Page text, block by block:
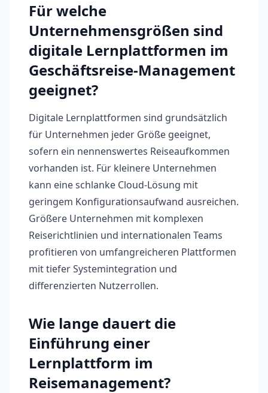
Für welche
Unternehmensgrößen sind
digitale Lernplattformen im
Geschäftsreise-Management
geeignet?
Digitale Lernplattformen sind grundsätzlich
für Unternehmen jeder Größe geeignet,
sofern ein nennenswertes Reiseaufkommen
vorhanden ist. Für kleinere Unternehmen
kann eine schlanke Cloud-Lösung mit
geringem Konfigurationsaufwand ausreichen.
Größere Unternehmen mit komplexen
Reiserichtlinien und internationalen Teams
profitieren von umfangreicheren Plattformen
mit tiefer Systemintegration und
differenzierten Nutzerrollen.
Wie lange dauert die
Einführung einer
Lernplattform im
Reisemanagement?